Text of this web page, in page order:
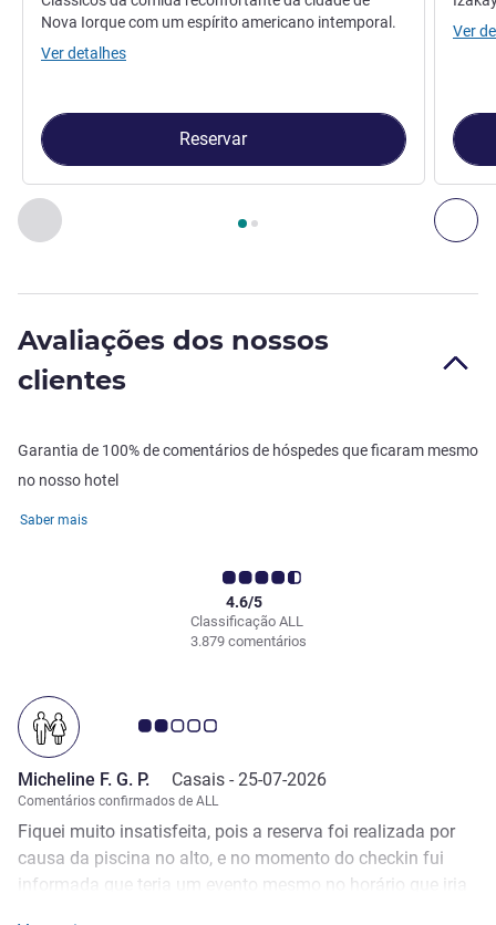
Anterior - Restaurante
Página , Restaurante 1 : MADISON'S , Restaurante 2 :
Nova Iorque com um espírito americano intemporal.
Ver detalhes
Reservar
Ver
Avaliações dos nossos
clientes
Garantia de 100% de comentários de hóspedes que ficaram mesmo
no nosso hotel
Saber mais
Classificação ALL
4.6/5
3.879 comentários
Nota clientes Avis 2.0/5
Micheline F. G. P. Casais - 25-07-2026
Comentários confirmados de ALL
Fiquei muito insatisfeita, pois a reserva foi realizada por
causa da piscina no alto, e no momento do checkin fui
informada que teria um evento mesmo no horário que iria